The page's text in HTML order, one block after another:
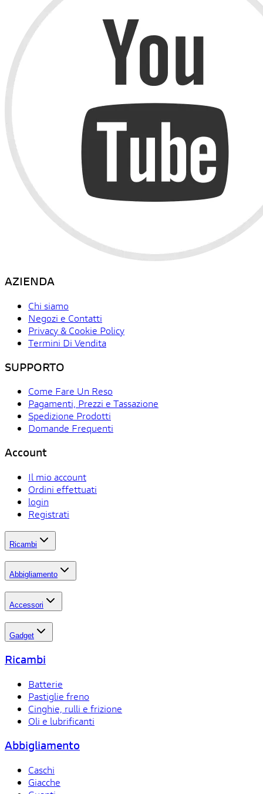
AZIENDA
Chi siamo
Negozi e Contatti
Privacy & Cookie Policy
Termini Di Vendita
SUPPORTO
Come Fare Un Reso
Pagamenti, Prezzi e Tassazione
Spedizione Prodotti
Domande Frequenti
Account
Il mio account
Ordini effettuati
login
Registrati
Ricambi
Abbigliamento
Accessori
Gadget
Ricambi
Batterie
Pastiglie freno
Cinghie, rulli e frizione
Oli e lubrificanti
Abbigliamento
Caschi
Giacche